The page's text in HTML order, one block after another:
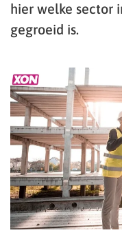
hier welke sector
gegroeid is.